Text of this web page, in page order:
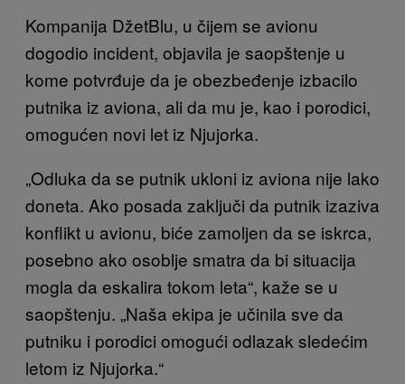
Kompanija DžetBlu, u čijem se avionu
dogodio incident, objavila je saopštenje u
kome potvrđuje da je obezbeđenje izbacilo
putnika iz aviona, ali da mu je, kao i porodici,
omogućen novi let iz Njujorka.
„Odluka da se putnik ukloni iz aviona nije lako
doneta. Ako posada zaključi da putnik izaziva
konflikt u avionu, biće zamoljen da se iskrca,
posebno ako osoblje smatra da bi situacija
mogla da eskalira tokom leta“, kaže se u
saopštenju. „Naša ekipa je učinila sve da
putniku i porodici omogući odlazak sledećim
letom iz Njujorka.“